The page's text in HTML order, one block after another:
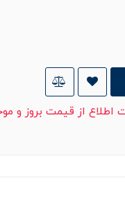
اطلاع از قیمت بروز و